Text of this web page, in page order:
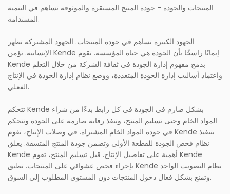
المنتجات والجودة - جودة المنتج المستقرة والموثوقة تساهم في التنمية
المستدامة.
الجهود الكبيرة تساهم في جودة المنتجات. الجهود المشتركة تظهر
الإنسانية. تؤمن Kende إيمانًا راسخًا بأن الجودة هي حياة المؤسسة. تقوم
Kende بدمج مفهوم إدارة الجودة في ثقافة الشركة من خلال التعلم
واعتماد أساليب إدارة الجودة المتعددة، ووضع نظام إدارة الجودة في الإنتاج
الفعلي.
تتحكم Kende بشكل صارم في الجودة في كل رابط بدءًا من شراء
المواد الخام وحتى تسليم المنتج، وتنفذ رقابة صارمة على الجودة وتتحكم
في جودة المواد الخام المشتراة. في وصلات الإنتاج، تقوم Kende بتنفيذ
نظام فحص الجودة للقطعة الأولى وتضمن جودة المنتج المتسقة. يعلق
Kende أهمية على تفاصيل الإنتاج. قبل تسليم المنتج، تقوم Kende
بإجراء فحص عشوائي على المنتجات. تطبق Kende نظام التصويت الواحد
وتمنع بشكل فعال دخول المنتجات دون المستوى المطلوب إلى السوق.